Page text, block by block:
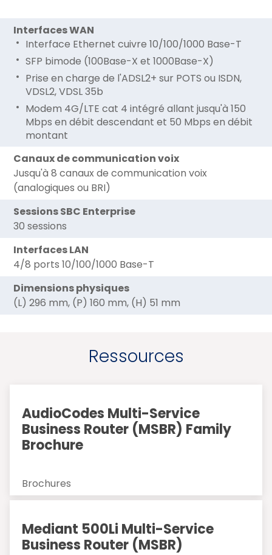
Interfaces WAN
Interface Ethernet cuivre 10/100/1000 Base-T
SFP bimode (100Base-X et 1000Base-X)
Prise en charge de l'ADSL2+ sur POTS ou ISDN,
VDSL2, VDSL 35b
Modem 4G/LTE cat 4 intégré allant jusqu'à 150
Mbps en débit descendant et 50 Mbps en débit
montant
Canaux de communication voix
Jusqu'à 8 canaux de communication voix
(analogiques ou BRI)
Sessions SBC Enterprise
30 sessions
Interfaces LAN
4/8 ports 10/100/1000 Base-T
Dimensions physiques
(L) 296 mm, (P) 160 mm, (H) 51 mm
Ressources
AudioCodes Multi-Service
Business Router (MSBR) Family
Brochure
Brochures
Mediant 500Li Multi-Service
Business Router (MSBR)